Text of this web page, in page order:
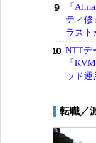
「
ティ
ラスト
NTTデ
「
ッド
転職／